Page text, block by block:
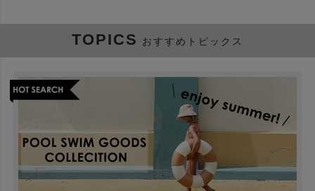
TOPICS おすすめトピックス